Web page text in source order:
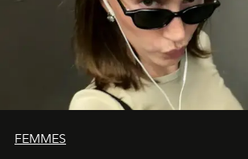
FEMMES